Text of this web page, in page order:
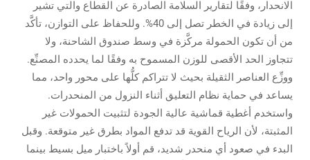
الانحدار، وفقًا لتقارير السلامة الصادرة عن القطاع والتي تشير
إلى زيادة في الخطر تصل إلى 40%. وللحفاظ على التوازن، تأكَّد
من أن تكون الحمولة مركَّزة في وسط صندوق الشاحنة، ولا
تتجاوز الحد الأقصى للوزن المسموح به وفقًا لما يحدده المصنِّع.
ووزِّع العناصر الثقيلة بحيث لا تتراكم كلُّها على محور واحد، مما
يساعد في حماية نظام التعليق أثناء النزول من المنحدرات.
واستخدم أغطية قماشية عالية الجودة لتثبيت الحمولات غير
المثبتة، لأن الرياح القوية قد تدفع المواد بطرق غير متوقعة. وقبل
البدء في صعود أي منحدر شديد، قم أولاً باختبار ميل بسيط بينما